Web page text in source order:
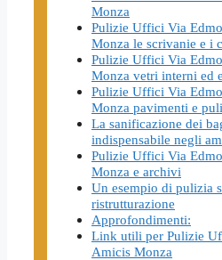
Monza
Pulizie Uffici Via
Monza le scrivanie e i
Pulizie Uffici Via
Monza vetri interni ed
Pulizie Uffici Via
Monza pavimenti e
La sanificazione dei
indispensabile negli
Pulizie Uffici Via
Monza e archivi
Un esempio di pulizia
ristrutturazione
Approfondimenti:
Link utili per Pulizie
Amicis Monza